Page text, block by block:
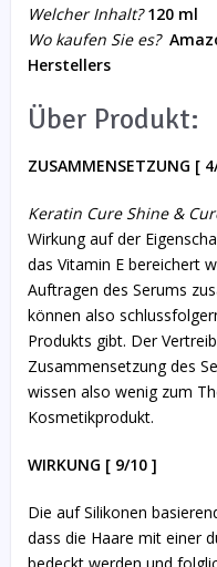
Welcher Inhalt?120 ml
Wo kaufen Sie es?
Herstellers
Über Produkt:
ZUSAMMENSETZUNG [
Keratin Cure Shine &
Wirkung auf der
das Vitamin E bereichert
Auftragen des Serums
können also
Produkts gibt. Der
Zusammensetzung des
wissen also wenig zum
Kosmetikprodukt.
WIRKUNG [ 9/10 ]
Die auf Silikonen
dass die Haare mit einer